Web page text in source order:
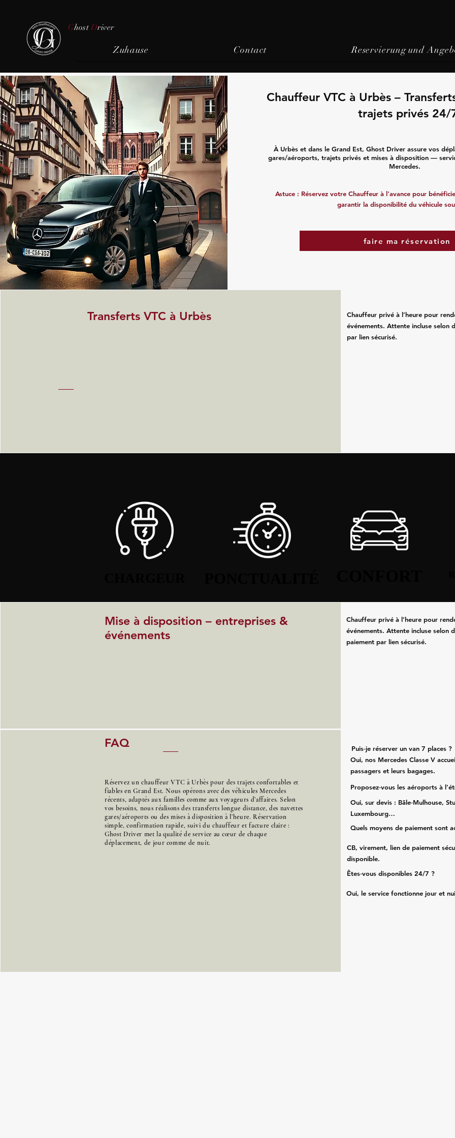
Ghost Driver
Zuhause Contact Reservierung und
Chauffeur VTC à Urbès –
trajets privés 24/
À Urbès et dans le Grand Est, Ghost Driver assure vos
gares/aéroports, trajets privés et mises à disposition —
Mercedes.
Astuce : Réservez votre Chauffeur à l'avance pour
garantir la disponibilité du véhicule
faire ma réservation
Transferts VTC à Urbès
Chauffeur privé à l’heure pour
événements. Attente incluse selon
par lien sécurisé.
Mise à disposition – entreprises &
événements
Chauffeur privé à l’heure pour
événements. Attente incluse selon
paiement par lien sécurisé.
FAQ
Réservez un chauffeur VTC à Urbès pour des trajets confortables et
fiables en Grand Est. Nous opérons avec des véhicules Mercedes
récents, adaptés aux familles comme aux voyageurs d’affaires. Selon
vos besoins, nous réalisons des transferts longue distance, des navettes
gares/aéroports ou des mises à disposition à l’heure. Réservation
simple, confirmation rapide, suivi du chauffeur et facture claire :
Ghost Driver met la qualité de service au cœur de chaque
déplacement, de jour comme de nuit.
Puis‑je réserver un van 7 places ?
Oui, nos Mercedes Classe V
passagers et leurs bagages.
Proposez‑vous les aéroports à
Oui, sur devis : Bâle‑Mulhouse,
Luxembourg…
Quels moyens de paiement sont
CB, virement, lien de paiement
disponible.
Êtes‑vous disponibles 24/7 ?
Oui, le service fonctionne jour et